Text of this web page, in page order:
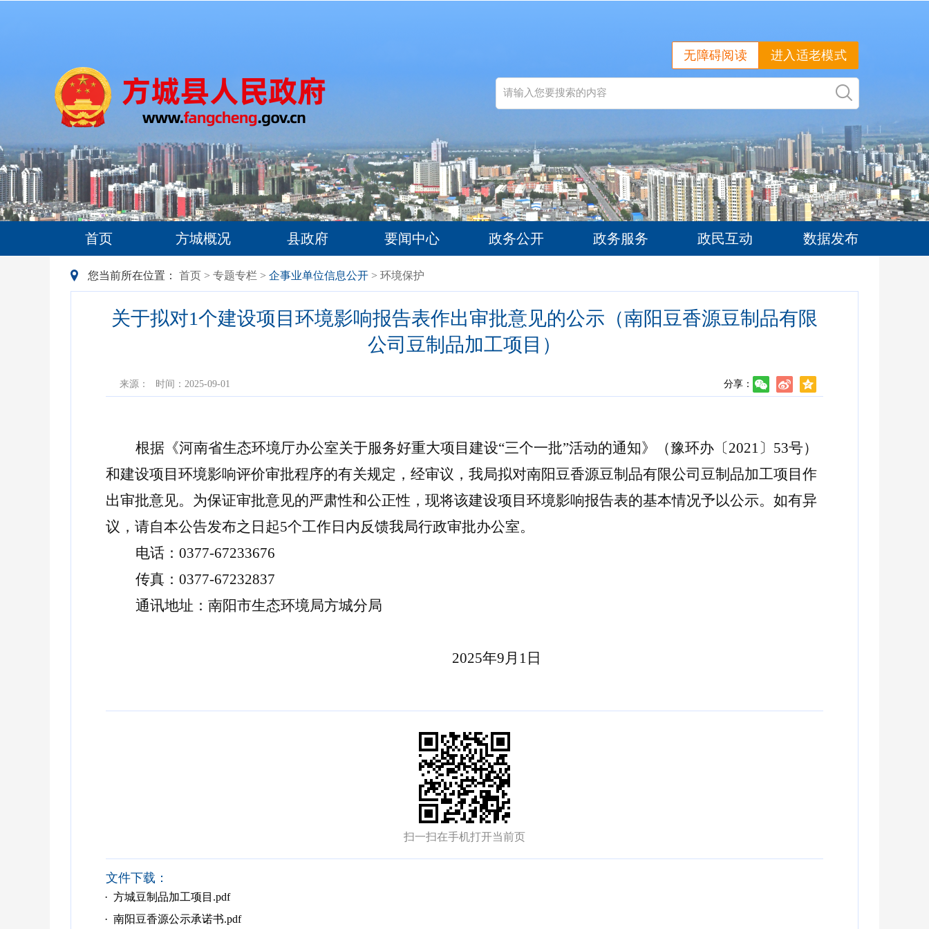
进入适老模式
无障碍阅读
首页 方城概况 县政府 要闻中心 政务公开 政务服务 政民互动 数据发布
您当前所在位置： 首页 > 专题专栏 > 企事业单位信息公开 > 环境保护
关于拟对1个建设项目环境影响报告表作出审批意见的公示（南阳豆香源豆制品有限
公司豆制品加工项目）
来源： 时间：2025-09-01 分享：
根据《河南省生态环境厅办公室关于服务好重大项目建设“三个一批”活动的通知》（豫环办 〔2021〕 53号）
和建设项目环境影响评价审批程序的有关规定，经审议，我局拟对南阳豆香源豆制品有限公司豆制品加工项目作
出审批意见。为保证审批意见的严肃性和公正性，现将该建设项目环境影响报告表的基本情况予以公示。如有异
议，请自本公告发布之日起5个工作日内反馈我局行政审批办公室。
电话： 0377-67233676
传真： 0377-67232837
通讯地址：南阳市生态环境局方城分局
2025年9月1日
扫一扫在手机打开当前页
文件下载：
· 方城豆制品加工项目.pdf
· 南阳豆香源公示承诺书.pdf